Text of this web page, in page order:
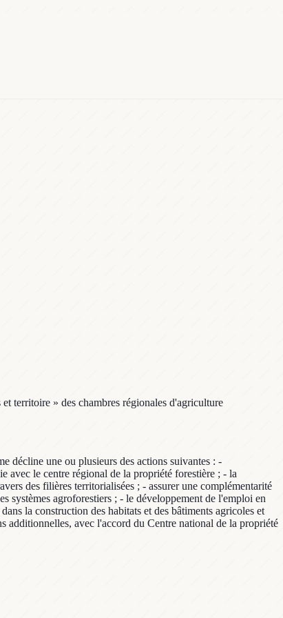
territoire » des chambres régionales d'agriculture
décline une ou plusieurs des actions suivantes : -
avec le centre régional de la propriété forestière ; - la
des filières territorialisées ; - assurer une complémentarité
systèmes agroforestiers ; - le développement de l'emploi en
la construction des habitats et des bâtiments agricoles et
avec l'accord du Centre national de la propriété